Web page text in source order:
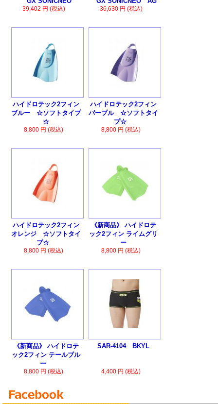
SL
39,402 円 (税込) 36,630 円 (税込)
ハイドロテック2フィン
ブルー ☆ソフトタイプ
☆
8,800 円 (税込)
ハイドロテック2フィン
パープル ☆ソフトタイ
プ☆
8,800 円 (税込)
ハイドロテック2フィン
オレンジ ☆ソフトタイ
プ☆
8,800 円 (税込)
《新商品》 ハイドロテ
ック2フィン ライムグリ
ー
ン
プ☆
8,800 円 (税込)
《新商品》 ハイドロテ
ック2フィン テールブル
ー
☆エ
8,800 円 (税込)
SAR-4104 BKYL
4,400 円 (税込)